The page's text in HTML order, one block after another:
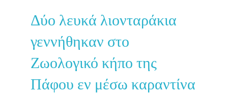
Δύο λευκά λιονταράκια
γεννήθηκαν στο
Ζωολογικό κήπο της
Πάφου εν μέσω καραντίνα